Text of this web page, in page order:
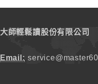
大師輕鬆讀股份有限公司
Email: